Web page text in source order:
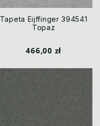
Tapeta Eijffinger 394541
Topaz
466,00 zł